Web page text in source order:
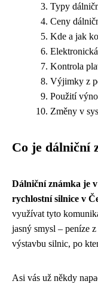
Typy
Ceny
Kde a jak
Kontrola
Výjimky z
Použití
Změny v
Co je dálniční
Dálniční známka je
rychlostní silnice v
využívat tyto
jasný smysl – peníze
výstavbu silnic, po
Asi vás už někdy